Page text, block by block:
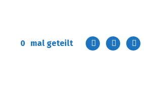
0 mal geteilt